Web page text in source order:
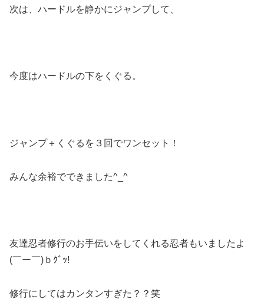
次は、ハードルを静かにジャンプして、
今度はハードルの下をくぐる。
ジャンプ＋くぐるを３回でワンセット！
みんな余裕でできました^_^
友達忍者修行のお手伝いをしてくれる忍者もいましたよ
(￣ー￣)ｂｸﾞｯ!
修行にしてはカンタンすぎた？？笑